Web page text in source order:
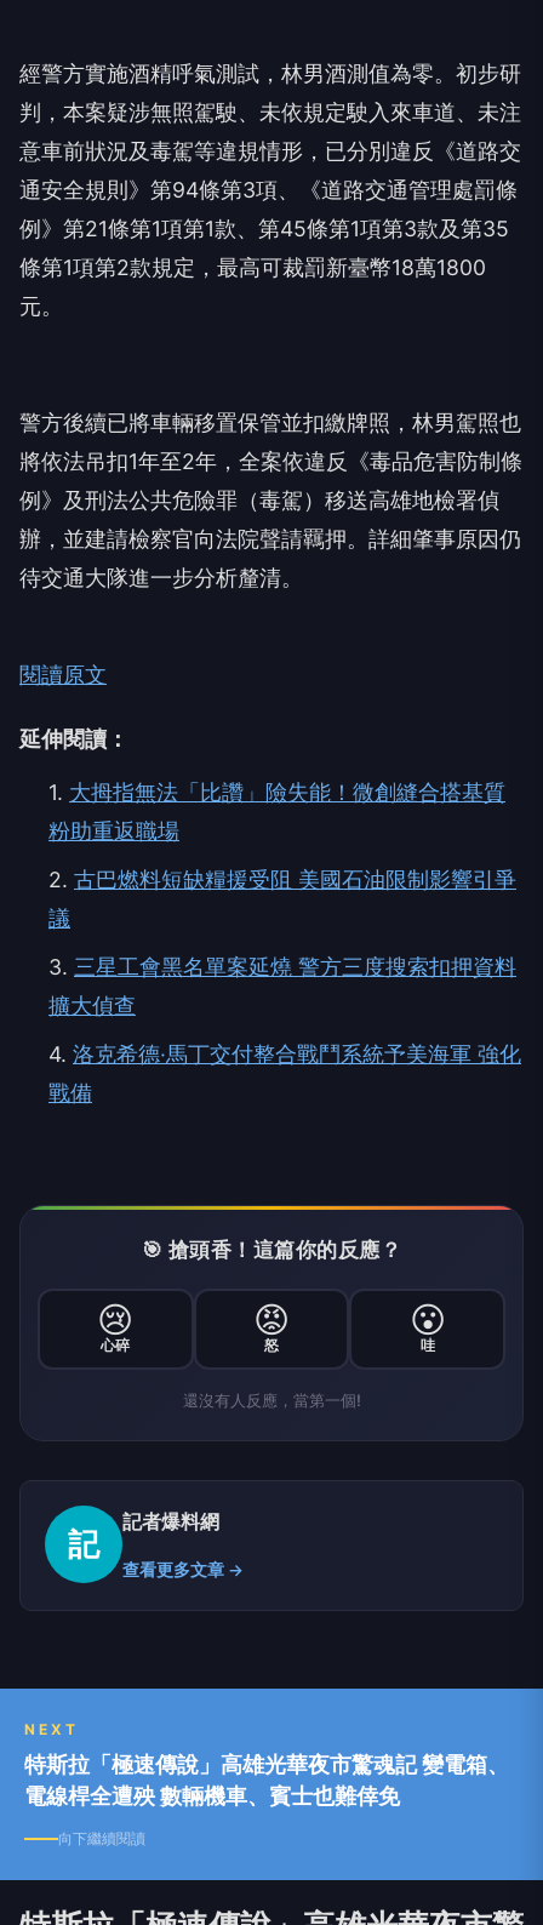
經警方實施酒精呼氣測試，林男酒測值為零。初步研
判，本案疑涉無照駕駛、未依規定駛入來車道、未注
意車前狀況及毒駕等違規情形，已分別違反《道路交
通安全規則》第94條第3項、《道路交通管理處罰條
例》第21條第1項第1款、第45條第1項第3款及第35
條第1項第2款規定，最高可裁罰新臺幣18萬1800
元。
警方後續已將車輛移置保管並扣繳牌照，林男駕照也
將依法吊扣1年至2年，全案依違反《毒品危害防制條
例》及刑法公共危險罪（毒駕）移送高雄地檢署偵
辦，並建請檢察官向法院聲請羈押。詳細肇事原因仍
待交通大隊進一步分析釐清。
閱讀原文
延伸閱讀：
1. 大拇指無法「比讚」險失能！微創縫合搭基質
粉助重返職場
2. 古巴燃料短缺糧援受阻 美國石油限制影響引爭
議
3. 三星工會黑名單案延燒 警方三度搜索扣押資料
擴大偵查
4. 洛克希德·馬丁交付整合戰鬥系統予美海軍 強化
戰備
🎯 搶頭香！這篇你的反應？
😢
心碎
😡
怒
😮
哇
還沒有人反應，當第一個!
記
記者爆料網
查看更多文章 →
NEXT
特斯拉「極速傳說」高雄光華夜市驚魂記 變電箱、
電線桿全遭殃 數輛機車、賓士也難倖免
向下繼續閱讀